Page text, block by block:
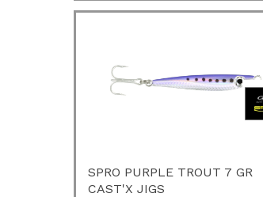
SPRO PURPLE TROUT 7 GR
CAST'X JIGS